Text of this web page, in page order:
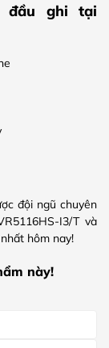
đầu ghi tại
đội ngũ chuyên
I3/T và
hôm nay!
này!